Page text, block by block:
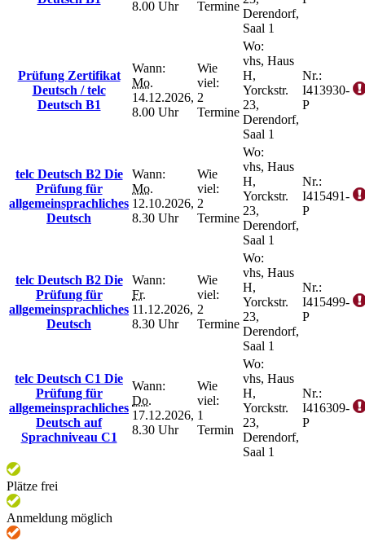
8.00 Uhr Termine
Derendorf,
Saal 1
Prüfung Zertifikat
Deutsch / telc
Deutsch B1
Wann:
Mo.
14.12.2026,
8.00 Uhr
Wie
viel:
2
Termine
Wo:
vhs, Haus
H,
Yorckstr.
23,
Derendorf,
Saal 1
Nr.:
I413930-
P
telc Deutsch B2 Die
Prüfung für
allgemeinsprachliches
Deutsch
Wann:
Mo.
12.10.2026,
8.30 Uhr
Wie
viel:
2
Termine
Wo:
vhs, Haus
H,
Yorckstr.
23,
Derendorf,
Saal 1
Nr.:
I415491-
P
telc Deutsch B2 Die
Prüfung für
allgemeinsprachliches
Deutsch
Wann:
Fr.
11.12.2026,
8.30 Uhr
Wie
viel:
2
Termine
Wo:
vhs, Haus
H,
Yorckstr.
23,
Derendorf,
Saal 1
Nr.:
I415499-
P
telc Deutsch C1 Die
Prüfung für
allgemeinsprachliches
Deutsch auf
Sprachniveau C1
Wann:
Do.
17.12.2026,
8.30 Uhr
Wie
viel:
1
Termin
Wo:
vhs, Haus
H,
Yorckstr.
23,
Derendorf,
Saal 1
Nr.:
I416309-
P
Plätze frei
Anmeldung möglich